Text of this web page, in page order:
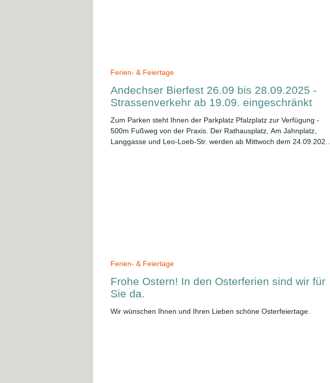
Andechser Bierfest 26.09 bis 28.09.2025 -
Strassenverkehr ab 19.09. eingeschränkt
Zum Parken steht Ihnen der Parkplatz Pfalzplatz zur Verfügung -
500m Fußweg von der Praxis. Der Rathausplatz, Am Jahnplatz,
Langgasse und Leo-Loeb-Str. werden ab Mittwoch dem 24.09.2025
Ferien- & Feiertage
Frohe Ostern! In den Osterferien sind wir für
Sie da.
Wir wünschen Ihnen und Ihren Lieben schöne Osterfeiertage.
Ferien- & Feiertage